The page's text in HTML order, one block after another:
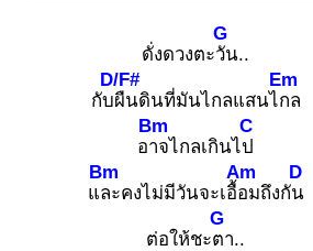
ดั่งดวงตะ
G
วัน..
กับ
D/F#
ผืนดินที่มันไกลแสนไ
Em
กล
อ
Bm
าจไกลเกินไ
C
ป
แ
Bm
ละคงไม่มีวันจะเอื้
Am
อมถึงกั
D
น
ต่อให้ชะ
G
ตา..